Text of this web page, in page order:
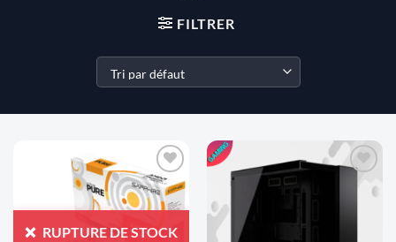
FILTRER
AJOUTER
À LA
D'ENVIES
RUPTURE DE STOCK